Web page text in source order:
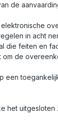
de
in acht
die feiten en
de
een
het uitgesloten